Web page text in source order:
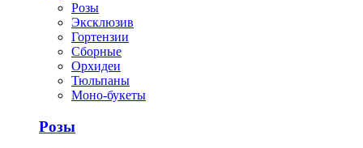
Розы
Эксклюзив
Гортензии
Сборные
Орхидеи
Тюльпаны
Моно-букеты
Розы